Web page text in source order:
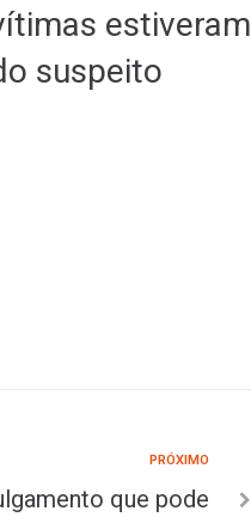
estiveram
suspeito
PRÓXIMO
que pode